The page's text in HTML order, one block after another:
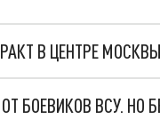
В ЦЕНТРЕ
БОЕВИКОВ ВСУ.